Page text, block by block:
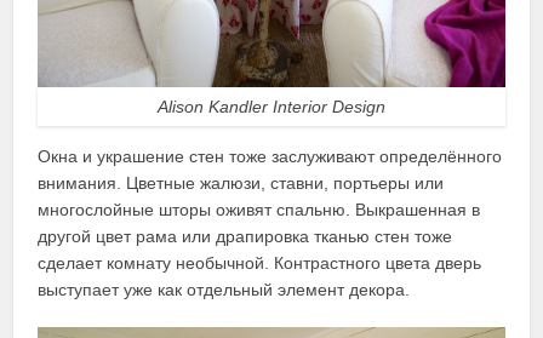
Alison Kandler Interior Design
Окна и украшение стен тоже заслуживают определённого
внимания. Цветные жалюзи, ставни, портьеры или
многослойные шторы оживят спальню. Выкрашенная в
другой цвет рама или драпировка тканью стен тоже
сделает комнату необычной. Контрастного цвета дверь
выступает уже как отдельный элемент декора.